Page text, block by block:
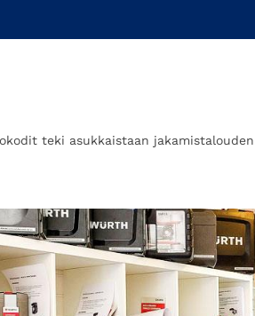
teki asukkaistaan jakamistalouden